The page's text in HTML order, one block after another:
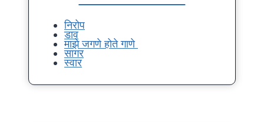
निरोप
डाव
माझे जगणे होते गाणे
सागर
स्वार